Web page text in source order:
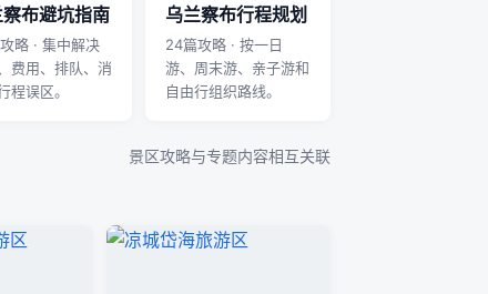
布避坑指南
略 · 集中解决
费用、排队、消
程误区。
乌兰察布行程规划
24篇攻略 · 按一日
游、周末游、亲子游和
自由行组织路线。
景区攻略与专题内容相互关联